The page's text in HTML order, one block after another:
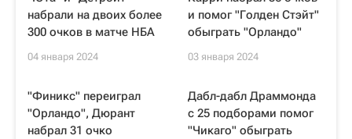
набрали на двоих более
300 очков в матче НБА
04 января 2024
и помог "Голден Стэйт"
обыграть "Орландо"
03 января 2024
"Финикс" переиграл
"Орландо", Дюрант
набрал 31 очко
Дабл-дабл Драммонда
с 25 подборами помог
"Чикаго" обыграть